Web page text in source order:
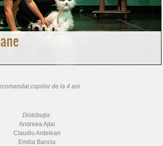
copiilor de la 4 ani
Distribuția:
Andreea Ajtai
Claudiu Ardelean
Emilia Banciu